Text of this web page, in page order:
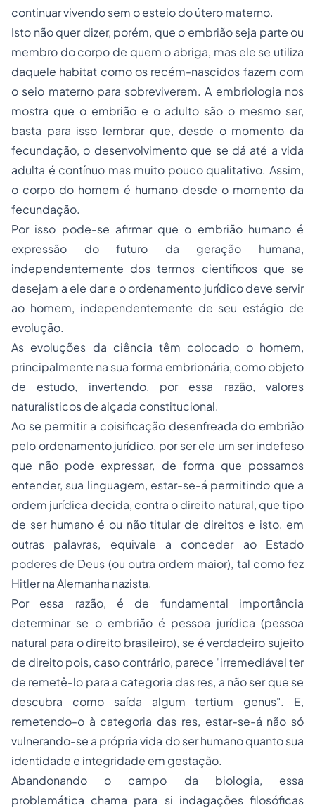
continuar vivendo sem o esteio do útero materno.
Isto não quer dizer, porém, que o embrião seja parte ou
membro do corpo de quem o abriga, mas ele se utiliza
daquele habitat como os recém-nascidos fazem com
o seio materno para sobreviverem. A embriologia nos
mostra que o embrião e o adulto são o mesmo ser,
basta para isso lembrar que, desde o momento da
fecundação, o desenvolvimento que se dá até a vida
adulta é contínuo mas muito pouco qualitativo. Assim,
o corpo do homem é humano desde o momento da
fecundação.
Por isso pode-se afirmar que o embrião humano é
expressão do futuro da geração humana,
independentemente dos termos científicos que se
desejam a ele dar e o ordenamento jurídico deve servir
ao homem, independentemente de seu estágio de
evolução.
As evoluções da ciência têm colocado o homem,
principalmente na sua forma embrionária, como objeto
de estudo, invertendo, por essa razão, valores
naturalísticos de alçada constitucional.
Ao se permitir a coisificação desenfreada do embrião
pelo ordenamento jurídico, por ser ele um ser indefeso
que não pode expressar, de forma que possamos
entender, sua linguagem, estar-se-á permitindo que a
ordem jurídica decida, contra o direito natural, que tipo
de ser humano é ou não titular de direitos e isto, em
outras palavras, equivale a conceder ao Estado
poderes de Deus (ou outra ordem maior), tal como fez
Hitler na Alemanha nazista.
Por essa razão, é de fundamental importância
determinar se o embrião é pessoa jurídica (pessoa
natural para o direito brasileiro), se é verdadeiro sujeito
de direito pois, caso contrário, parece "irremediável ter
de remetê-lo para a categoria dasres, a não ser que se
descubra como saída algumtertium genus". E,
remetendo-o à categoria das res, estar-se-á não só
vulnerando-se a própria vida do ser humano quanto sua
identidade e integridade em gestação.
Abandonando o campo da biologia, essa
problemática chama para si indagações filosóficas